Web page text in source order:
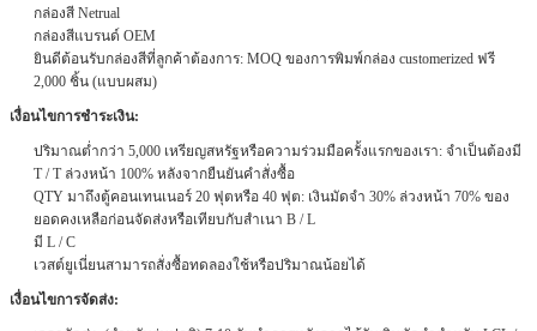
กล่องสี Netrual
กล่องสีแบรนด์ OEM
ยินดีต้อนรับกล่องสีที่ลูกค้าต้องการ: MOQ ของการพิมพ์กล่อง customerized ฟรี
2,000 ชิ้น (แบบผสม)
เงื่อนไขการชำระเงิน:
ปริมาณต่ำกว่า 5,000 เหรียญสหรัฐหรือความร่วมมือครั้งแรกของเรา: จำเป็นต้องมี
T / T ล่วงหน้า 100% หลังจากยืนยันคำสั่งซื้อ
QTY มาถึงตู้คอนเทนเนอร์ 20 ฟุตหรือ 40 ฟุต: เงินมัดจำ 30% ล่วงหน้า 70% ของ
ยอดคงเหลือก่อนจัดส่งหรือเทียบกับสำเนา B / L
มี L / C
เวสต์ยูเนี่ยนสามารถสั่งซื้อทดลองใช้หรือปริมาณน้อยได้
เงื่อนไขการจัดส่ง: